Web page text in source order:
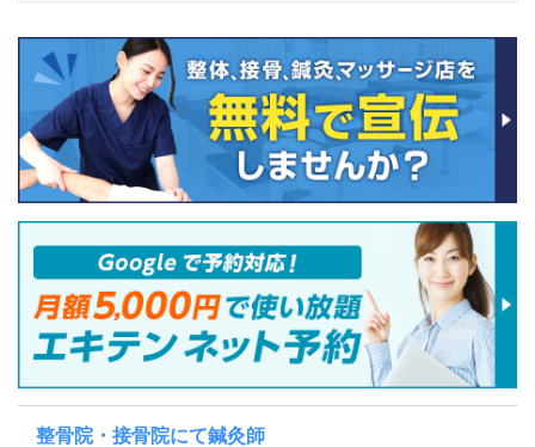
整骨院・接骨院にて鍼灸師